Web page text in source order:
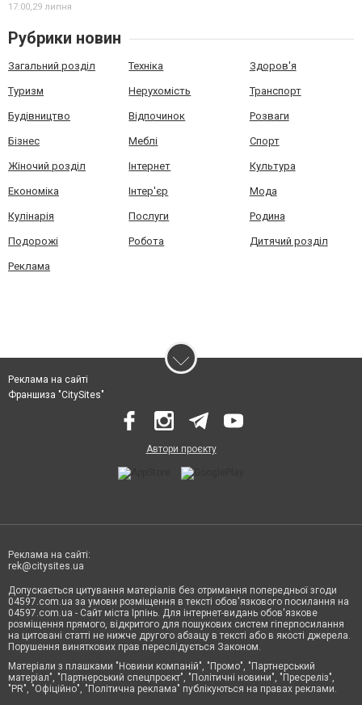
17:00,29 липня
Рубрики новин
Загальний розділ Техніка Здоров'я
Туризм Нерухомість Транспорт
Будівництво Відпочинок Розваги
Бізнес Меблі Спорт
Жіночий розділ Інтернет Культура
Економіка Інтер'єр Мода
Кулінарія Послуги Родина
Подорожі Робота Дитячий розділ
Реклама
Реклама на сайті
Франшиза "CitySites"
Автори проєкту
Реклама на сайті:
rek@citysites.ua
Допускається цитування матеріалів без отримання попередньої згоди
04597.com.ua за умови розміщення в тексті обов'язкового посилання на
04597.com.ua - Сайт міста Ірпінь. Для інтернет-видань обов'язкове
розміщення прямого, відкритого для пошукових систем гіперпосилання
на цитовані статті не нижче другого абзацу в тексті або в якості джерела.
Порушення виняткових прав переслідується Законом.
Матеріали з плашками "Новини компаній", "Промо", "Партнерський
матеріал", "Партнерський спецпроєкт", "Політичні новини", "Пресреліз",
"PR", "Офіційно", "Політична реклама" публікуються на правах реклами.